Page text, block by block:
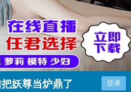
妖尊当炉鼎了 登录